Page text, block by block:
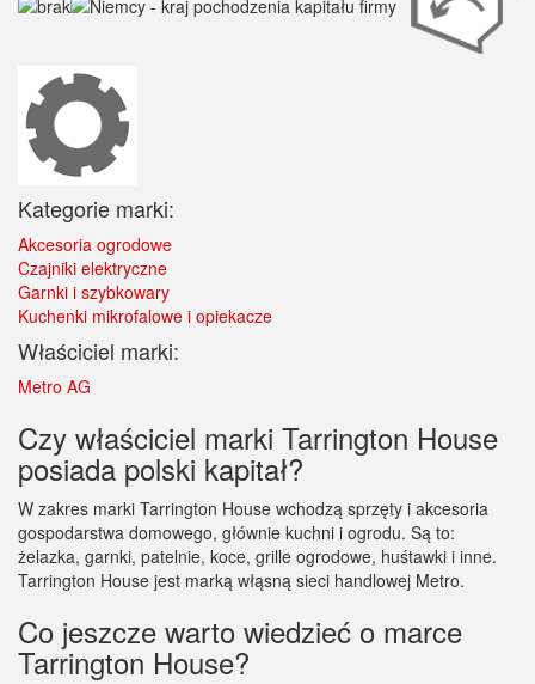
Kategorie marki:
Akcesoria ogrodowe
Czajniki elektryczne
Garnki i szybkowary
Kuchenki mikrofalowe i opiekacze
Właściciel marki:
Metro AG
Czy właściciel marki Tarrington House
posiada polski kapitał?
W zakres marki Tarrington House wchodzą sprzęty i akcesoria
gospodarstwa domowego, głównie kuchni i ogrodu. Są to:
żelazka, garnki, patelnie, koce, grille ogrodowe, huśtawki i inne.
Tarrington House jest marką włąsną sieci handlowej Metro.
Co jeszcze warto wiedzieć o marce
Tarrington House?